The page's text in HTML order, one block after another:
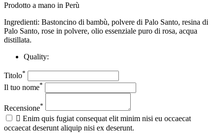
Prodotto a mano in Perù
Ingredienti: Bastoncino di bambù, polvere di Palo Santo, resina di
Palo Santo, rose in polvere, olio essenziale puro di rosa, acqua
distillata.
Quality:
Titolo*
Il tuo nome*
Recensione*
 Enim quis fugiat consequat elit minim nisi eu occaecat
occaecat deserunt aliquip nisi ex deserunt.